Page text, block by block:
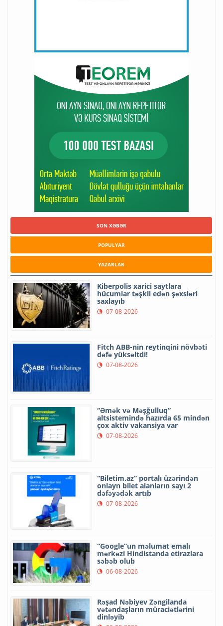
SON XƏBƏR
POPULYAR
YAZARLAR
Kiberpolis xarici saytlara
hücumlar təşkil edən şəxsləri
saxlayıb
07-08-2026
Fitch ABB-nin reytinqini növbəti
dəfə yüksəltdi!
07-08-2026
“Əmək və Məşğulluq”
altsistemində hazırda 65 mindən
çox aktiv vakansiya var
07-08-2026
“Biletim.az” portalı üzərindən
onlayn bilet alanların sayı 2
dəfəyədək artıb
07-08-2026
“Google”un məlumat emalı
mərkəzi Hindistanda etirazlara
səbəb olub
06-08-2026
Rəşad Nəbiyev Zəngilanda
vətəndaşların müraciətlərini
dinləyib